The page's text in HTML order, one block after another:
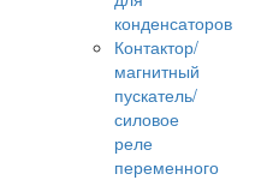
конденсаторов
Контактор/
магнитный
пускатель/
силовое
реле
переменного